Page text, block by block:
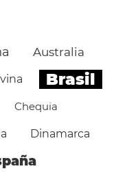
Australia
Brasil
Chequia
Dinamarca